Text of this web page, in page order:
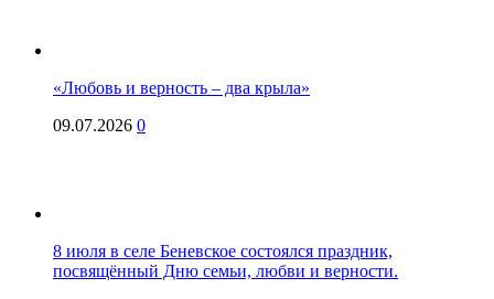
«Любовь и верность – два крыла»
09.07.2026 0
8 июля в селе Беневское состоялся праздник,
посвящённый Дню семьи, любви и верности.